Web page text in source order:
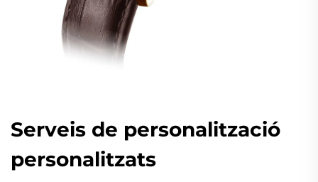
Serveis de personalització
personalitzats